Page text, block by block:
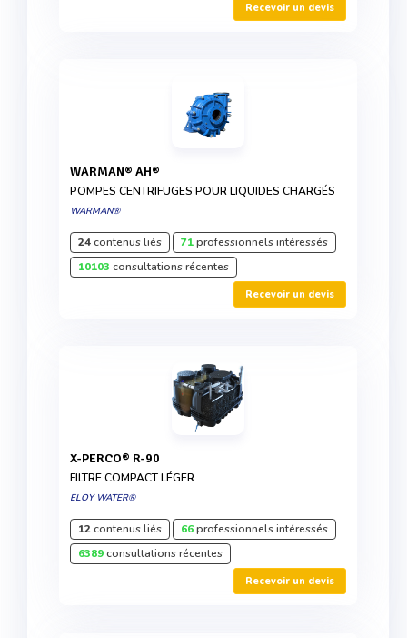
Recevoir un devis
WARMAN® AH®
POMPES CENTRIFUGES POUR LIQUIDES CHARGÉS
WARMAN®
24contenus liés 71professionnels intéressés
10103 consultations récentes
Recevoir un devis
X-PERCO® R-90
FILTRE COMPACT LÉGER
ELOY WATER®
12contenus liés 66professionnels intéressés
6389consultations récentes
Recevoir un devis